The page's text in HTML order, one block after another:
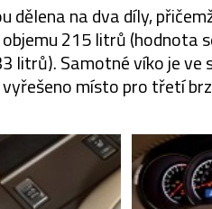
dělena na dva díly,
215 litrů (hodnota
litrů). Samotné víko je ve
vyřešeno místo pro třetí